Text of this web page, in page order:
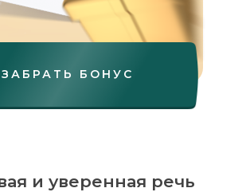
ЗАБРАТЬ БОНУС
и уверенная речь